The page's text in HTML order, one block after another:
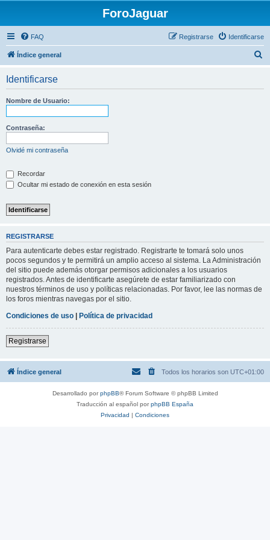
ForoJaguar
FAQ Identificarse
Registrarse
Índice general
Identificarse
Nombre de Usuario:
Contraseña:
Olvidé mi contraseña
Recordar
Ocultar mi estado de conexión en esta sesión
REGISTRARSE
Para autenticarte debes estar registrado. Registrarte te tomará solo unos
pocos segundos y te permitirá un amplio acceso al sistema. La Administración
del sitio puede además otorgar permisos adicionales a los usuarios
registrados. Antes de identificarte asegúrete de estar familiarizado con
nuestros términos de uso y políticas relacionadas. Por favor, lee las normas de
los foros mientras navegas por el sitio.
Condiciones de uso | Política de privacidad
Registrarse
Índice general Todos los horarios son UTC+01:00
Desarrollado porphpBB® Forum Software © phpBB Limited
Traducción al español porphpBB España
Privacidad | Condiciones